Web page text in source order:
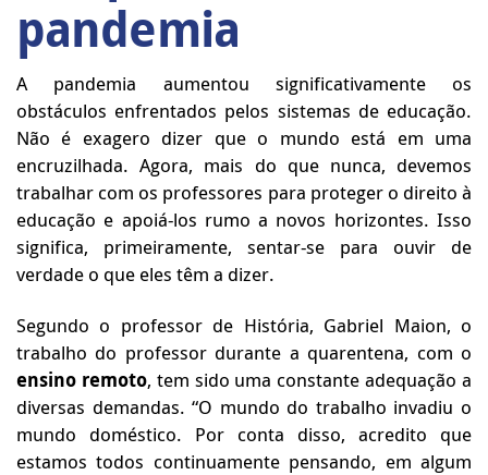
pandemia
A pandemia aumentou significativamente os
obstáculos enfrentados pelos sistemas de educação.
Não é exagero dizer que o mundo está em uma
encruzilhada. Agora, mais do que nunca, devemos
trabalhar com os professores para proteger o direito à
educação e apoiá-los rumo a novos horizontes. Isso
significa, primeiramente, sentar-se para ouvir de
verdade o que eles têm a dizer.
Segundo o professor de História, Gabriel Maion, o
trabalho do professor durante a quarentena, com o
ensino remoto, tem sido uma constante adequação a
diversas demandas. “O mundo do trabalho invadiu o
mundo doméstico. Por conta disso, acredito que
estamos todos continuamente pensando, em algum